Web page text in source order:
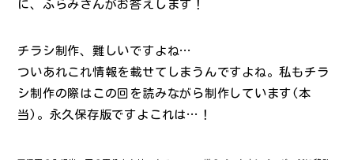
に、ふらみさんがお答えします！
チラシ制作、難しいですよね…
ついあれこれ情報を載せてしまうんですよね。私もチラ
シ制作の際はこの回を読みながら制作しています(本
当)。永久保存版ですよこれは…！